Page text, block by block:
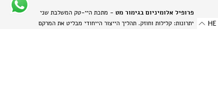
פרופיל אלומיניום בגימור מט - מתכת היי-טק המשלבת שני
יתרונות: קלילות וחוזק. תהליך הייצור הייחודי מבליט את המרקם
HE